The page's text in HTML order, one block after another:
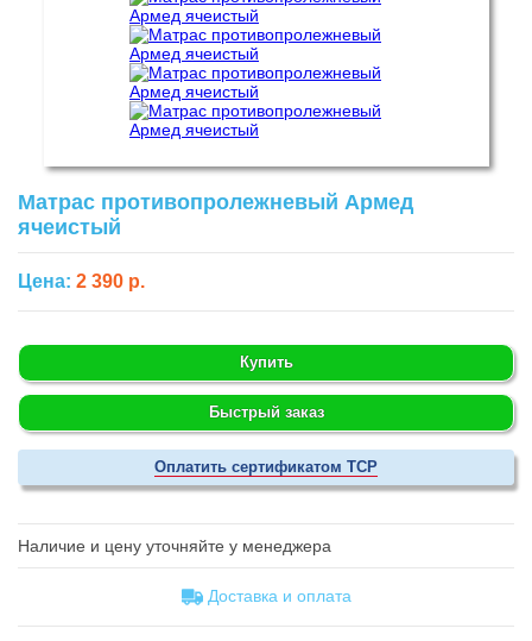
Матрас противопролежневый Армед
ячеистый
Цена: 2 390 р.
Купить
Быстрый заказ
Оплатить сертификатом ТСР
Наличие и цену уточняйте у менеджера
Доставка и оплатa